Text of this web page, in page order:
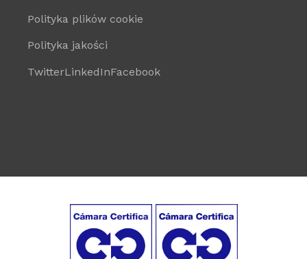
Polityka plików cookie
Polityka jakości
TwitterLinkedInFacebook